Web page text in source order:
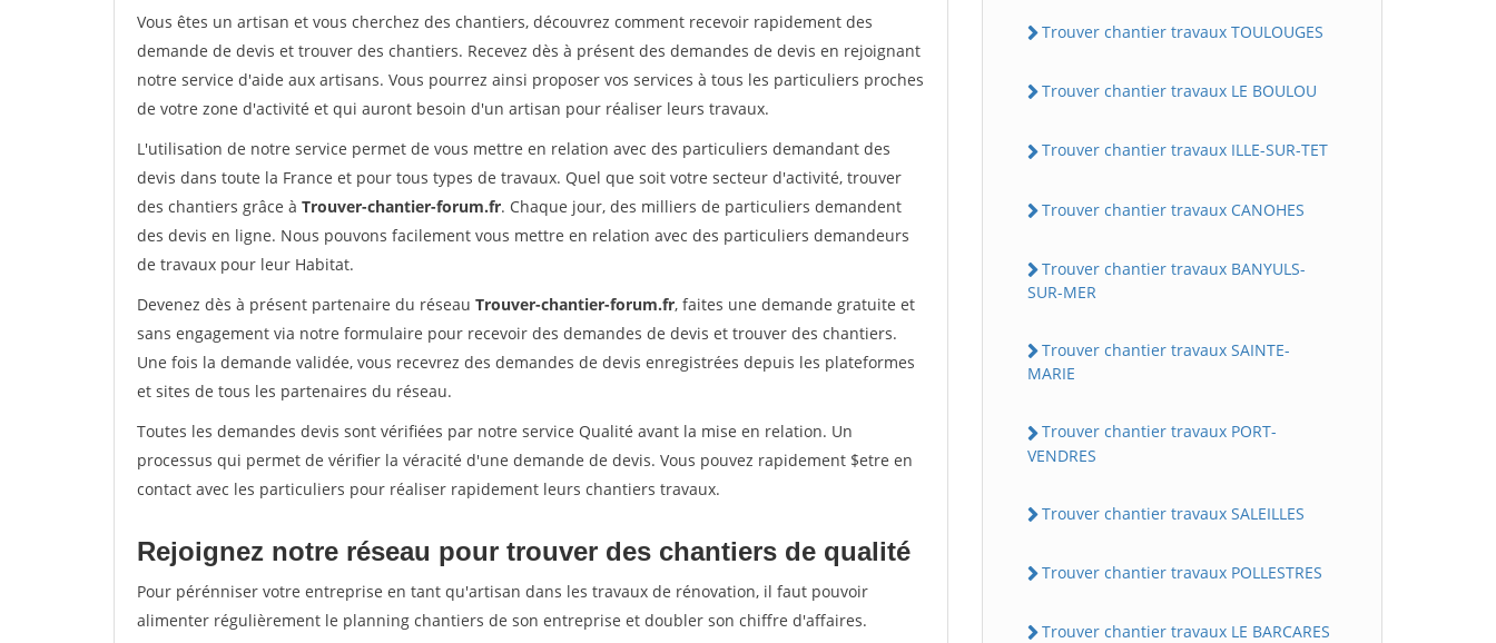
Vous êtes un artisan et vous cherchez des chantiers, découvrez comment recevoir rapidement des
demande de devis et trouver des chantiers. Recevez dès à présent des demandes de devis en rejoignant
notre service d'aide aux artisans. Vous pourrez ainsi proposer vos services à tous les particuliers proches
de votre zone d'activité et qui auront besoin d'un artisan pour réaliser leurs travaux.
L'utilisation de notre service permet de vous mettre en relation avec des particuliers demandant des
devis dans toute la France et pour tous types de travaux. Quel que soit votre secteur d'activité, trouver
des chantiers grâce à Trouver-chantier-forum.fr. Chaque jour, des milliers de particuliers demandent
des devis en ligne. Nous pouvons facilement vous mettre en relation avec des particuliers demandeurs
de travaux pour leur Habitat.
Devenez dès à présent partenaire du réseau Trouver-chantier-forum.fr, faites une demande gratuite et
sans engagement via notre formulaire pour recevoir des demandes de devis et trouver des chantiers.
Une fois la demande validée, vous recevrez des demandes de devis enregistrées depuis les plateformes
et sites de tous les partenaires du réseau.
Toutes les demandes devis sont vérifiées par notre service Qualité avant la mise en relation. Un
processus qui permet de vérifier la véracité d'une demande de devis. Vous pouvez rapidement $etre en
contact avec les particuliers pour réaliser rapidement leurs chantiers travaux.
Rejoignez notre réseau pour trouver des chantiers de qualité
Pour pérénniser votre entreprise en tant qu'artisan dans les travaux de rénovation, il faut pouvoir
alimenter régulièrement le planning chantiers de son entreprise et doubler son chiffre d'affaires.
Trouver chantier travaux TOULOUGES
Trouver chantier travaux LE BOULOU
Trouver chantier travaux ILLE-SUR-TET
Trouver chantier travaux CANOHES
Trouver chantier travaux BANYULS-
SUR-MER
Trouver chantier travaux SAINTE-
MARIE
Trouver chantier travaux PORT-
VENDRES
Trouver chantier travaux SALEILLES
Trouver chantier travaux POLLESTRES
Trouver chantier travaux LE BARCARES